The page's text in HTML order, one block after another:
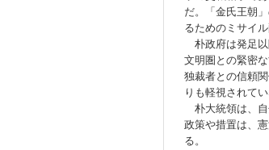
だ。「金氏王朝
るためのミサイ
朴政府は発足以
文明圏との緊密
独裁者との信頼
りも軽視されてい
朴大統領は、自
政策や措置は、
る。